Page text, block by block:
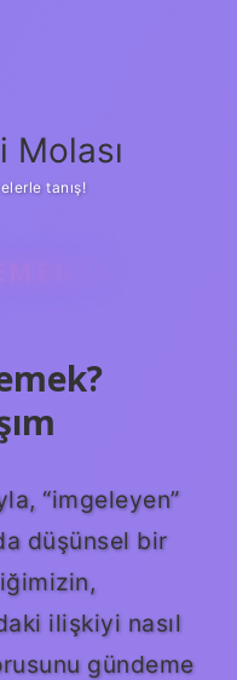
Molası
tanış!
?
“imgeleyen”
düşünsel bir
ilişkiyi nasıl
gündeme